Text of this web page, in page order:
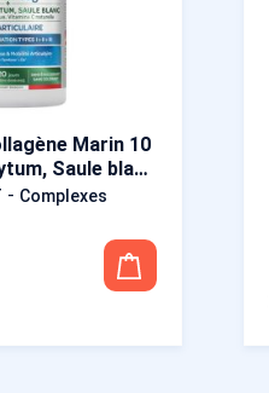
Marin 10
g
- Complexes